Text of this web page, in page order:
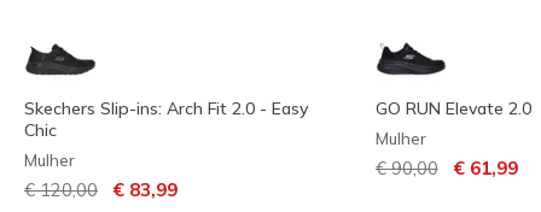
Skechers Slip-ins: Arch Fit 2.0 - Easy
Chic
Mulher
Preço com desconto de
€ 120,00 para
€ 83,99
GO RUN Elevate 2.0
Mulher
Preço com
€ 90,00para
€ 61,99